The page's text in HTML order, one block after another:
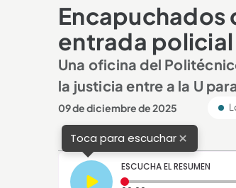
Encapuchados
entrada policial
Una oficina del
la justicia entre a la U
09 de diciembre de 2025
Toca para escuchar×
ESCUCHA EL RESUMEN